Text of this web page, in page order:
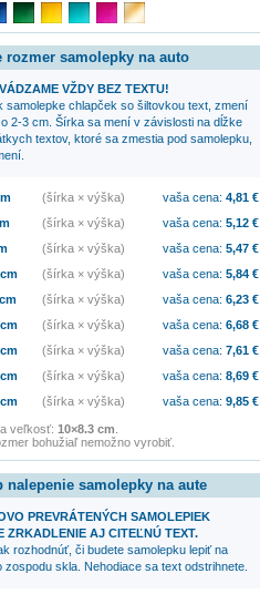
rozmer samolepky na auto
VŽDY BEZ TEXTU!
samolepke chlapček so šiltovkoutext, zmení
2-3 cm. Šírka sa mení v závislosti na dĺžke
textov, ktoré sa zmestia pod samolepku,
(šírka × výška) vaša cena: 4,81€
(šírka × výška) vaša cena: 5,12€
(šírka × výška) vaša cena: 5,47€
(šírka × výška) vaša cena: 5,84€
(šírka × výška) vaša cena: 6,23€
(šírka × výška) vaša cena: 6,68€
(šírka × výška) vaša cena: 7,61€
(šírka × výška) vaša cena: 8,69€
(šírka × výška) vaša cena: 9,85€
veľkosť: 10×8.3 cm.
bohužiaľ nemožno vyrobiť.
nalepenie samolepky na aute
PREVRÁTENÝCH SAMOLEPIEK
ZRKADLENIE AJ CITEĽNÚ TEXT.
rozhodnúť, či budete samolepku lepiť na
zospodu skla. Nehodiace sa text odstrihnete.